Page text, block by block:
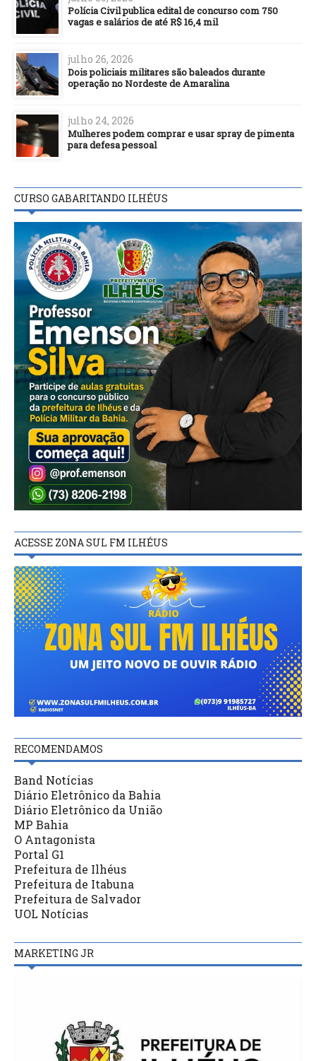
Polícia Civil publica edital de concurso com 750
vagas e salários de até R$ 16,4 mil
julho 26, 2026
Dois policiais militares são baleados durante
operação no Nordeste de Amaralina
julho 24, 2026
Mulheres podem comprar e usar spray de pimenta
para defesa pessoal
CURSO GABARITANDO ILHÉUS
ACESSE ZONA SUL FM ILHÉUS
RECOMENDAMOS
Band Notícias
Diário Eletrônico da Bahia
Diário Eletrônico da União
MP Bahia
O Antagonista
Portal G1
Prefeitura de Ilhéus
Prefeitura de Itabuna
Prefeitura de Salvador
UOL Notícias
MARKETING JR